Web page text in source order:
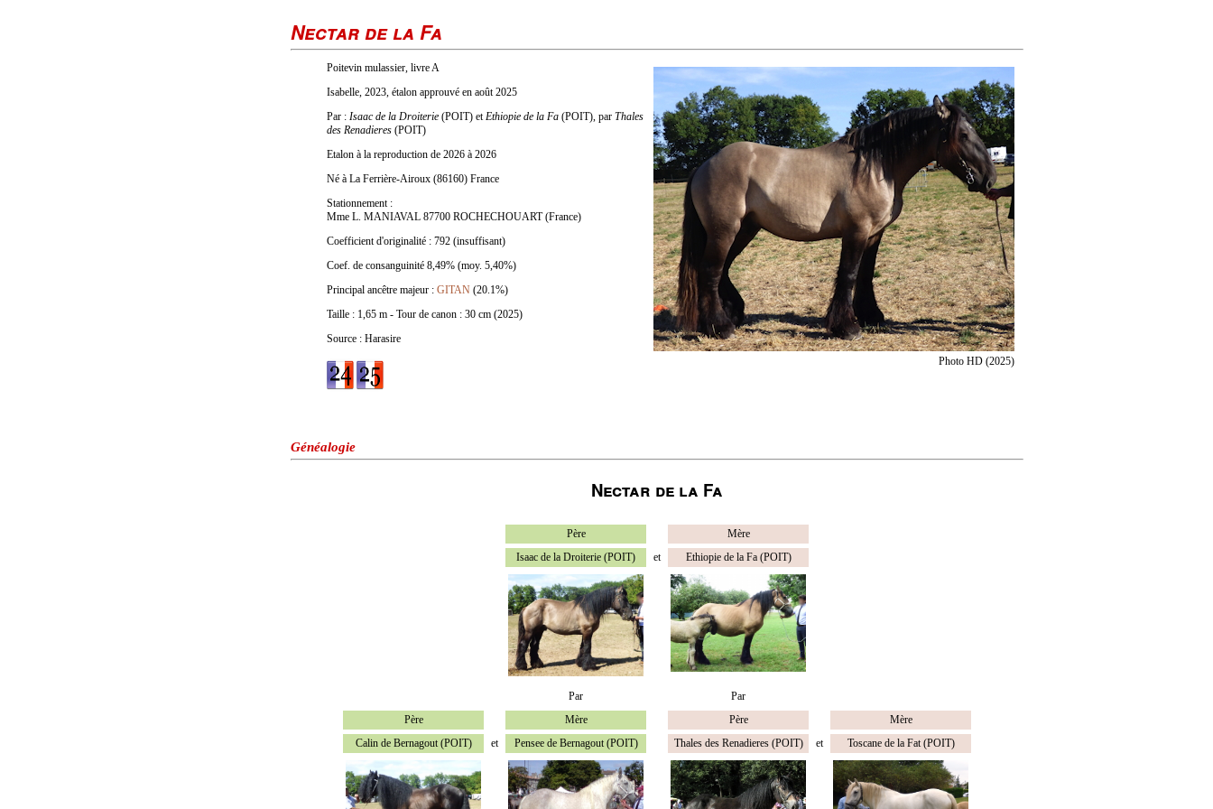
Nectar de la Fa
Photo HD (2025)
Poitevin mulassier, livre A
Isabelle, 2023, étalon approuvé en août 2025
Par : Isaac de la Droiterie (POIT) etEthiopie de la Fa (POIT), par Thales
des Renadieres (POIT)
Etalon à la reproduction de 2026 à 2026
Né à La Ferrière-Airoux (86160) France
Stationnement :
Mme L. MANIAVAL 87700 ROCHECHOUART (France)
Coefficient d'originalité : 792 (insuffisant)
Coef. de consanguinité 8,49% (moy. 5,40%)
Principal ancêtre majeur : GITAN (20.1%)
Taille : 1,65 m - Tour de canon : 30 cm (2025)
Source : Harasire
Généalogie
Nectar de la Fa
Père
Mère
Isaac de la Droiterie (POIT)
et Ethiopie de la Fa (POIT)
Par
Par
Père
Mère Père
Mère
Calin de Bernagout (POIT)
et Pensee de Bernagout (POIT) Thales des Renadieres (POIT) et Toscane de la Fat (POIT)